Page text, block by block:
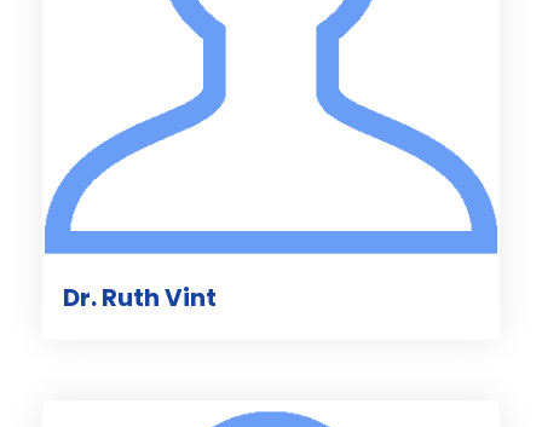
Dr. Ruth Vint